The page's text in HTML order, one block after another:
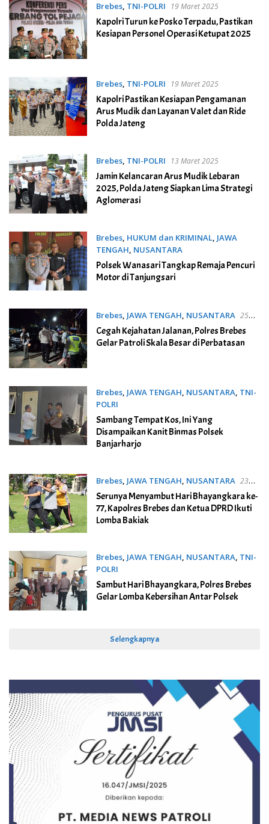
Brebes, TNI-POLRI 19 Maret 2025
Kapolri Turun ke Posko Terpadu, Pastikan
Kesiapan Personel Operasi Ketupat 2025
Brebes, TNI-POLRI 19 Maret 2025
Kapolri Pastikan Kesiapan Pengamanan
Arus Mudik dan Layanan Valet dan Ride
Polda Jateng
Brebes, TNI-POLRI 13 Maret 2025
Jamin Kelancaran Arus Mudik Lebaran
2025, Polda Jateng Siapkan Lima Strategi
Aglomerasi
Brebes, HUKUM dan KRIMINAL, JAWA
TENGAH, NUSANTARA
27 Juni 2023
Polsek Wanasari Tangkap Remaja Pencuri
Motor di Tanjungsari
Brebes, JAWA TENGAH, NUSANTARA 25
Juni 2023
Cegah Kejahatan Jalanan, Polres Brebes
Gelar Patroli Skala Besar di Perbatasan
Brebes, JAWA TENGAH, NUSANTARA, TNI-
POLRI
24 Juni 2023
Sambang Tempat Kos, Ini Yang
Disampaikan Kanit Binmas Polsek
Banjarharjo
Brebes, JAWA TENGAH, NUSANTARA 23
Juni 2023
Serunya Menyambut Hari Bhayangkara ke-
77, Kapolres Brebes dan Ketua DPRD Ikuti
Lomba Bakiak
Brebes, JAWA TENGAH, NUSANTARA, TNI-
POLRI
20 Juni 2023
Sambut Hari Bhayangkara, Polres Brebes
Gelar Lomba Kebersihan Antar Polsek
Selengkapnya